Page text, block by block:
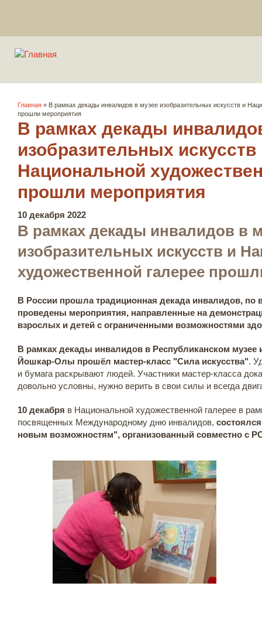
Вы здесь
Главная » В рамках декады инвалидов в музее изобразительных искусств и
прошли мероприятия
В рамках декады
изобразительных искусств
Национальной
прошли мероприятия
10 декабря 2022
В рамках декады инвалидов в
изобразительных искусств и
художественной галерее
В России прошла традиционная декада инвалидов, по
проведены мероприятия, направленные на
взрослых и детей с ограниченными возможностями
В рамках декады инвалидов в Республиканском музее
Йошкар-Олы прошёл мастер-класс "Сила искусства".
и бумага раскрывают людей. Участники мастер-класса
довольно условны, нужно верить в свои силы и всегда
10 декабря в Национальной художественной галерее в
посвященных Международному дню инвалидов,
новым возможностям", организованный совместно с